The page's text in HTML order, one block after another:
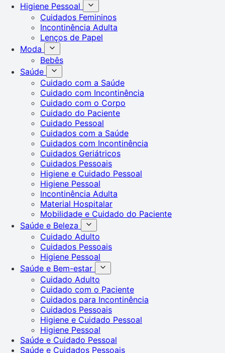
Higiene Pessoal
Cuidados Femininos
Incontinência Adulta
Lenços de Papel
Moda
Bebês
Saúde
Cuidado com a Saúde
Cuidado com Incontinência
Cuidado com o Corpo
Cuidado do Paciente
Cuidado Pessoal
Cuidados com a Saúde
Cuidados com Incontinência
Cuidados Geriátricos
Cuidados Pessoais
Higiene e Cuidado Pessoal
Higiene Pessoal
Incontinência Adulta
Material Hospitalar
Mobilidade e Cuidado do Paciente
Saúde e Beleza
Cuidado Adulto
Cuidados Pessoais
Higiene Pessoal
Saúde e Bem-estar
Cuidado Adulto
Cuidado com o Paciente
Cuidados para Incontinência
Cuidados Pessoais
Higiene e Cuidado Pessoal
Higiene Pessoal
Saúde e Cuidado Pessoal
Saúde e Cuidados Pessoais